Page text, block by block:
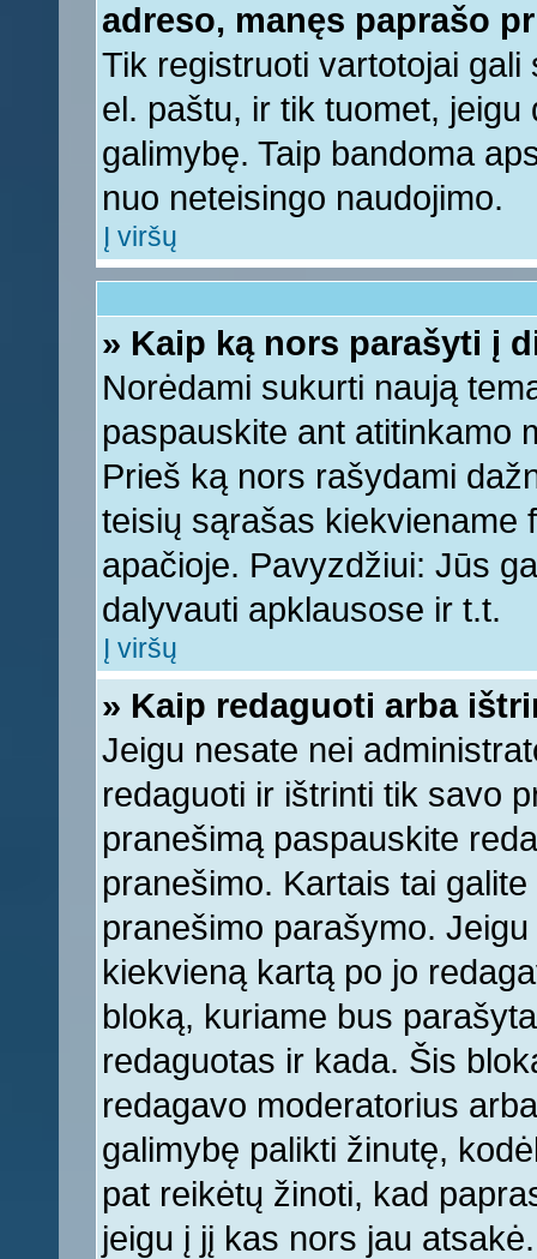
adreso, manęs paprašo
Tik registruoti vartotojai
el. paštu, ir tik tuomet,
galimybę. Taip bandoma
nuo neteisingo naudojimo.
Į viršų
» Kaip ką nors parašyti į
Norėdami sukurti naują
paspauskite ant atitinkamo
Prieš ką nors rašydami
teisių sąrašas kiekviename
apačioje. Pavyzdžiui: Jūs
dalyvauti apklausose ir t.t.
Į viršų
» Kaip redaguoti arba
Jeigu nesate nei
redaguoti ir ištrinti tik savo
pranešimą paspauskite
pranešimo. Kartais tai
pranešimo parašymo.
kiekvieną kartą po jo
bloką, kuriame bus
redaguotas ir kada. Šis
redagavo moderatorius
galimybę palikti žinutę,
pat reikėtų žinoti, kad
jeigu į jį kas nors jau atsakė.